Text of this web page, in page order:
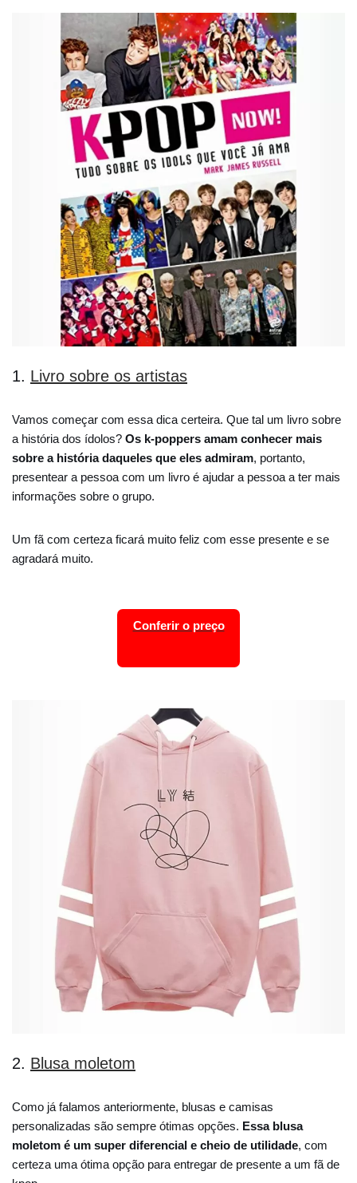
1. Livro sobre os artistas
Vamos começar com essa dica certeira. Que tal um livro sobre
a história dos ídolos? Os k-poppers amam conhecer mais
sobre a história daqueles que eles admiram, portanto,
presentear a pessoa com um livro é ajudar a pessoa a ter mais
informações sobre o grupo.
Um fã com certeza ficará muito feliz com esse presente e se
agradará muito.
Conferir o preço
2. Blusa moletom
Como já falamos anteriormente, blusas e camisas
personalizadas são sempre ótimas opções. Essa blusa
moletom é um super diferencial e cheio de utilidade, com
certeza uma ótima opção para entregar de presente a um fã de